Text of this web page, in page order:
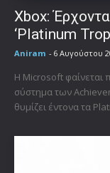
Xbox:
‘Platinum
Aniram - 6 Αυγούστου
Η Microsoft φαίνεται
σύστημα των
θυμίζει έντονα τα